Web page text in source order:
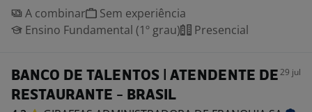
A combinar
Sem experiência
Ensino Fundamental (1º grau)
Presencial
BANCO DE TALENTOS | ATENDENTE DE
RESTAURANTE - BRASIL
29 jul